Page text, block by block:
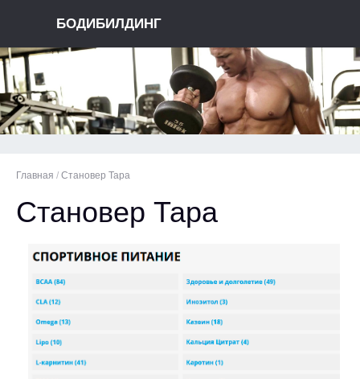
БОДИБИЛДИНГ
Главная / Становер Тара
Становер Тара